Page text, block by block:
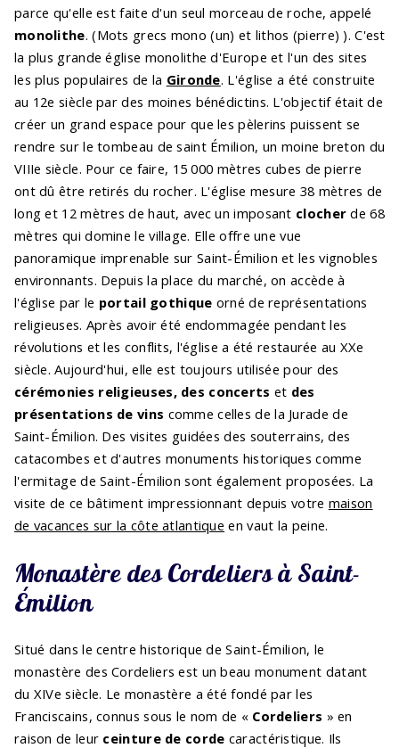
parce qu'elle est faite d'un seul morceau de roche, appelé
monolithe. (Mots grecs mono (un) et lithos (pierre) ). C'est
la plus grande église monolithe d'Europe et l'un des sites
les plus populaires de la Gironde. L'église a été construite
au 12e siècle par des moines bénédictins. L'objectif était de
créer un grand espace pour que les pèlerins puissent se
rendre sur le tombeau de saint Émilion, un moine breton du
VIIIe siècle. Pour ce faire, 15 000 mètres cubes de pierre
ont dû être retirés du rocher. L'église mesure 38 mètres de
long et 12 mètres de haut, avec un imposant clocher de 68
mètres qui domine le village. Elle offre une vue
panoramique imprenable sur Saint-Émilion et les vignobles
environnants. Depuis la place du marché, on accède à
l'église par le portail gothique orné de représentations
religieuses. Après avoir été endommagée pendant les
révolutions et les conflits, l'église a été restaurée au XXe
siècle. Aujourd'hui, elle est toujours utilisée pour des
cérémonies religieuses, des concerts et des
présentations de vins comme celles de la Jurade de
Saint-Émilion. Des visites guidées des souterrains, des
catacombes et d'autres monuments historiques comme
l'ermitage de Saint-Émilion sont également proposées. La
visite de ce bâtiment impressionnant depuis votre maison
de vacances sur la côte atlantique en vaut la peine.
Monastère des Cordeliers à Saint-
Émilion
Situé dans le centre historique de Saint-Émilion, le
monastère des Cordeliers est un beau monument datant
du XIVe siècle. Le monastère a été fondé par les
Franciscains, connus sous le nom de « Cordeliers » en
raison de leur ceinture de corde caractéristique. Ils